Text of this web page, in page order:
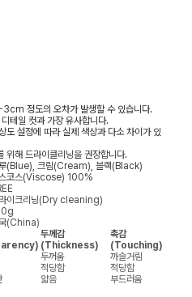
정도의 오차가 발생할 수 있습니다.
테일 컷과 가장 유사합니다.
도 설정에 따라 실제 색상과 다소 차이가 있
위해 드라이클리닝을 권장합니다.
(Blue), 크림(Cream), 블랙(Black)
코스(Viscose) 100%
이크리닝(Dry cleaning)
(China)
두께감
(Thickness)
촉감
(Touching)
두꺼움
까슬거림
적당함
적당함
얇음
부드러움